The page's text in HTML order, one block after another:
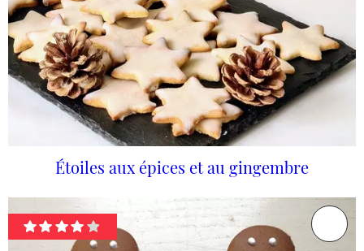
Étoiles aux épices et au gingembre